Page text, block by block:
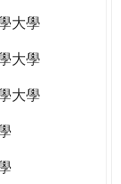
大學
大學
大學